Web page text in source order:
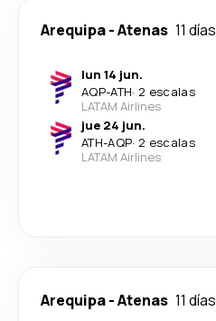
Arequipa-Atenas 11 días
lun 14 jun.
AQP-ATH· 2 escalas
LATAM Airlines
jue 24 jun.
ATH-AQP· 2 escalas
LATAM Airlines
Arequipa-Atenas 11 días